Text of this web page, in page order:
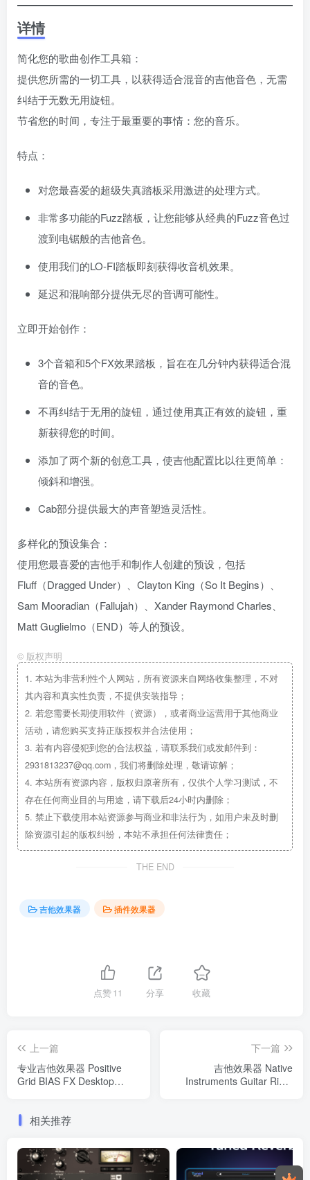
详情
简化您的歌曲创作工具箱：
提供您所需的一切工具，以获得适合混音的吉他音色，无需
纠结于无数无用旋钮。
节省您的时间，专注于最重要的事情：您的音乐。
特点：
对您最喜爱的超级失真踏板采用激进的处理方式。
非常多功能的Fuzz踏板，让您能够从经典的Fuzz音色过
渡到电锯般的吉他音色。
使用我们的LO-FI踏板即刻获得收音机效果。
延迟和混响部分提供无尽的音调可能性。
立即开始创作：
3个音箱和5个FX效果踏板，旨在在几分钟内获得适合混
音的音色。
不再纠结于无用的旋钮，通过使用真正有效的旋钮，重
新获得您的时间。
添加了两个新的创意工具，使吉他配置比以往更简单：
倾斜和增强。
Cab部分提供最大的声音塑造灵活性。
多样化的预设集合：
使用您最喜爱的吉他手和制作人创建的预设，包括
Fluff（Dragged Under）、Clayton King（So It Begins）、
Sam Mooradian（Fallujah）、Xander Raymond Charles、
Matt Guglielmo（END）等人的预设。
© 版权声明
1. 本站为非营利性个人网站，所有资源来自网络收集整理，不对
其内容和真实性负责，不提供安装指导；
2. 若您需要长期使用软件（资源），或者商业运营用于其他商业
活动，请您购买支持正版授权并合法使用；
3. 若有内容侵犯到您的合法权益，请联系我们或发邮件到：
2931813237@qq.com，我们将删除处理，敬请谅解；
4. 本站所有资源内容，版权归原著所有，仅供个人学习测试，不
存在任何商业目的与用途，请下载后24小时内删除；
5. 禁止下载使用本站资源参与商业和非法行为，如用户未及时删
除资源引起的版权纠纷，本站不承担任何法律责任；
THE END
吉他效果器 插件效果器
点赞11 分享 收藏
上一篇
专业吉他效果器 Positive
Grid BIAS FX Desktop
下一篇
吉他效果器 Native
Instruments Guitar Rig 6
相关推荐